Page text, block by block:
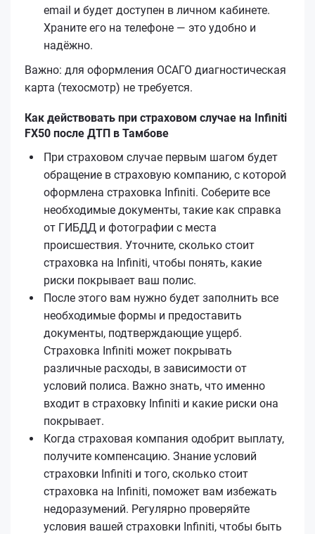
email и будет доступен в личном кабинете.
Храните его на телефоне — это удобно и
надёжно.
Важно: для оформления ОСАГО диагностическая
карта (техосмотр) не требуется.
Как действовать при страховом случае на Infiniti
FX50 после ДТП в Тамбове
При страховом случае первым шагом будет
обращение в страховую компанию, с которой
оформлена страховка Infiniti. Соберите все
необходимые документы, такие как справка
от ГИБДД и фотографии с места
происшествия. Уточните, сколько стоит
страховка на Infiniti, чтобы понять, какие
риски покрывает ваш полис.
После этого вам нужно будет заполнить все
необходимые формы и предоставить
документы, подтверждающие ущерб.
Страховка Infiniti может покрывать
различные расходы, в зависимости от
условий полиса. Важно знать, что именно
входит в страховку Infiniti и какие риски она
покрывает.
Когда страховая компания одобрит выплату,
получите компенсацию. Знание условий
страховки Infiniti и того, сколько стоит
страховка на Infiniti, поможет вам избежать
недоразумений. Регулярно проверяйте
условия вашей страховки Infiniti, чтобы быть